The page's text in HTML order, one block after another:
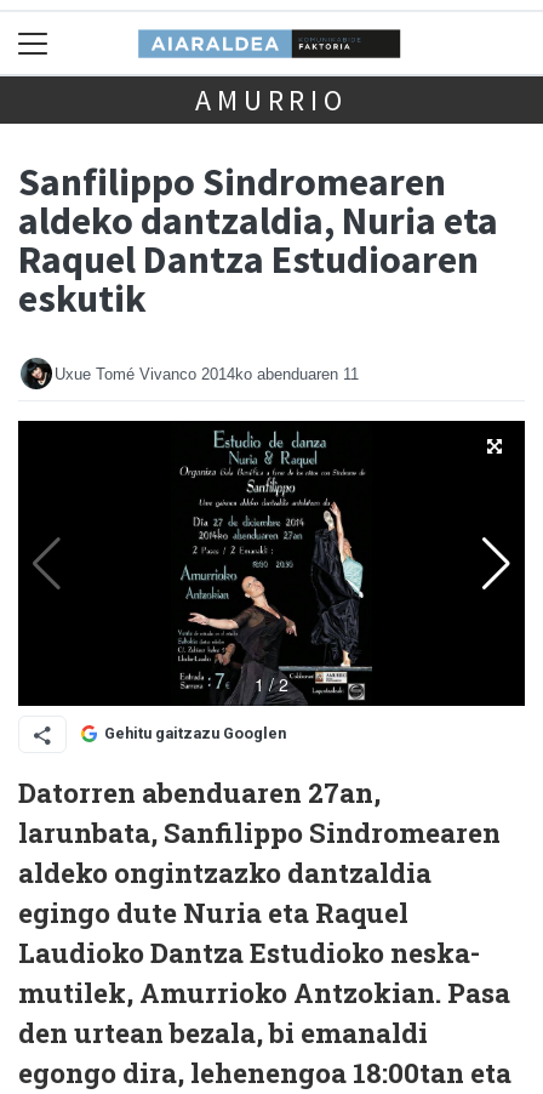
AMURRIO
Sanfilippo Sindromearen
aldeko dantzaldia, Nuria eta
Raquel Dantza Estudioaren
eskutik
Uxue Tomé Vivanco 2014ko abenduaren 11
Gehitu gaitzazu Googlen
Datorren abenduaren 27an,
larunbata, Sanfilippo Sindromearen
aldeko ongintzazko dantzaldia
egingo dute Nuria eta Raquel
Laudioko Dantza Estudioko neska-
mutilek, Amurrioko Antzokian. Pasa
den urtean bezala, bi emanaldi
egongo dira, lehenengoa 18:00tan eta